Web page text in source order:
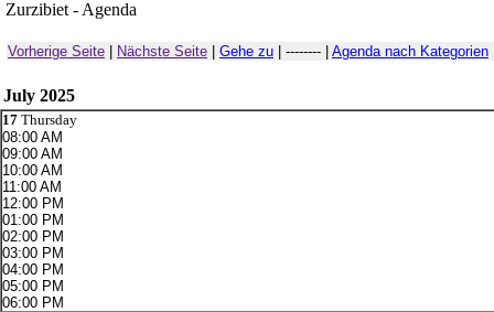
Zurzibiet - Agenda
Vorherige Seite Nächste Seite Gehe zu | -------- | Agenda nach Kategorien
July 2025
17 Thursday
08:00 AM
09:00 AM
10:00 AM
11:00 AM
12:00 PM
01:00 PM
02:00 PM
03:00 PM
04:00 PM
05:00 PM
06:00 PM